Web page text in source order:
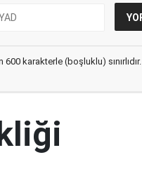
karakterle (boşluklu) sınırlıdır.